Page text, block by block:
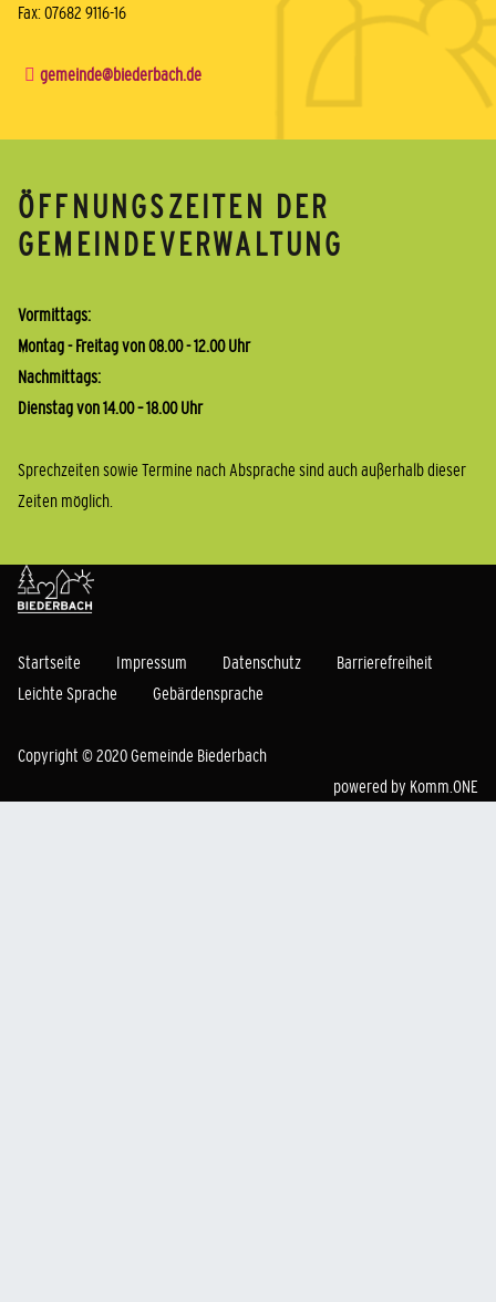
Fax: 07682 9116-16
gemeinde@biederbach.de
ÖFFNUNGSZEITEN DER
GEMEINDEVERWALTUNG
Vormittags:
Montag - Freitag von 08.00 - 12.00 Uhr
Nachmittags:
Dienstag von 14.00 – 18.00 Uhr
Sprechzeiten sowie Termine nach Absprache sind auch außerhalb dieser
Zeiten möglich.
Startseite Impressum Datenschutz
Barrierefreiheit
Leichte Sprache
Gebärdensprache
Copyright © 2020 Gemeinde Biederbach
powered by Komm.ONE